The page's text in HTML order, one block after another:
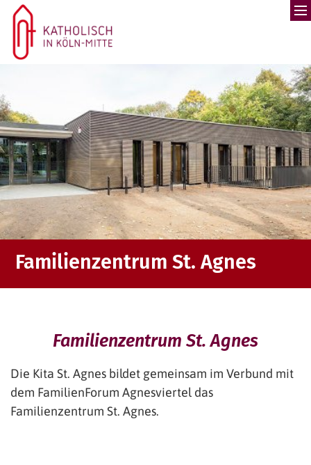
Zum Inhalt springen
Familienzentrum St. Agnes
Familienzentrum St. Agnes
Die Kita St. Agnes bildet gemeinsam im Verbund mit
dem FamilienForum Agnesviertel das
Familienzentrum St. Agnes.